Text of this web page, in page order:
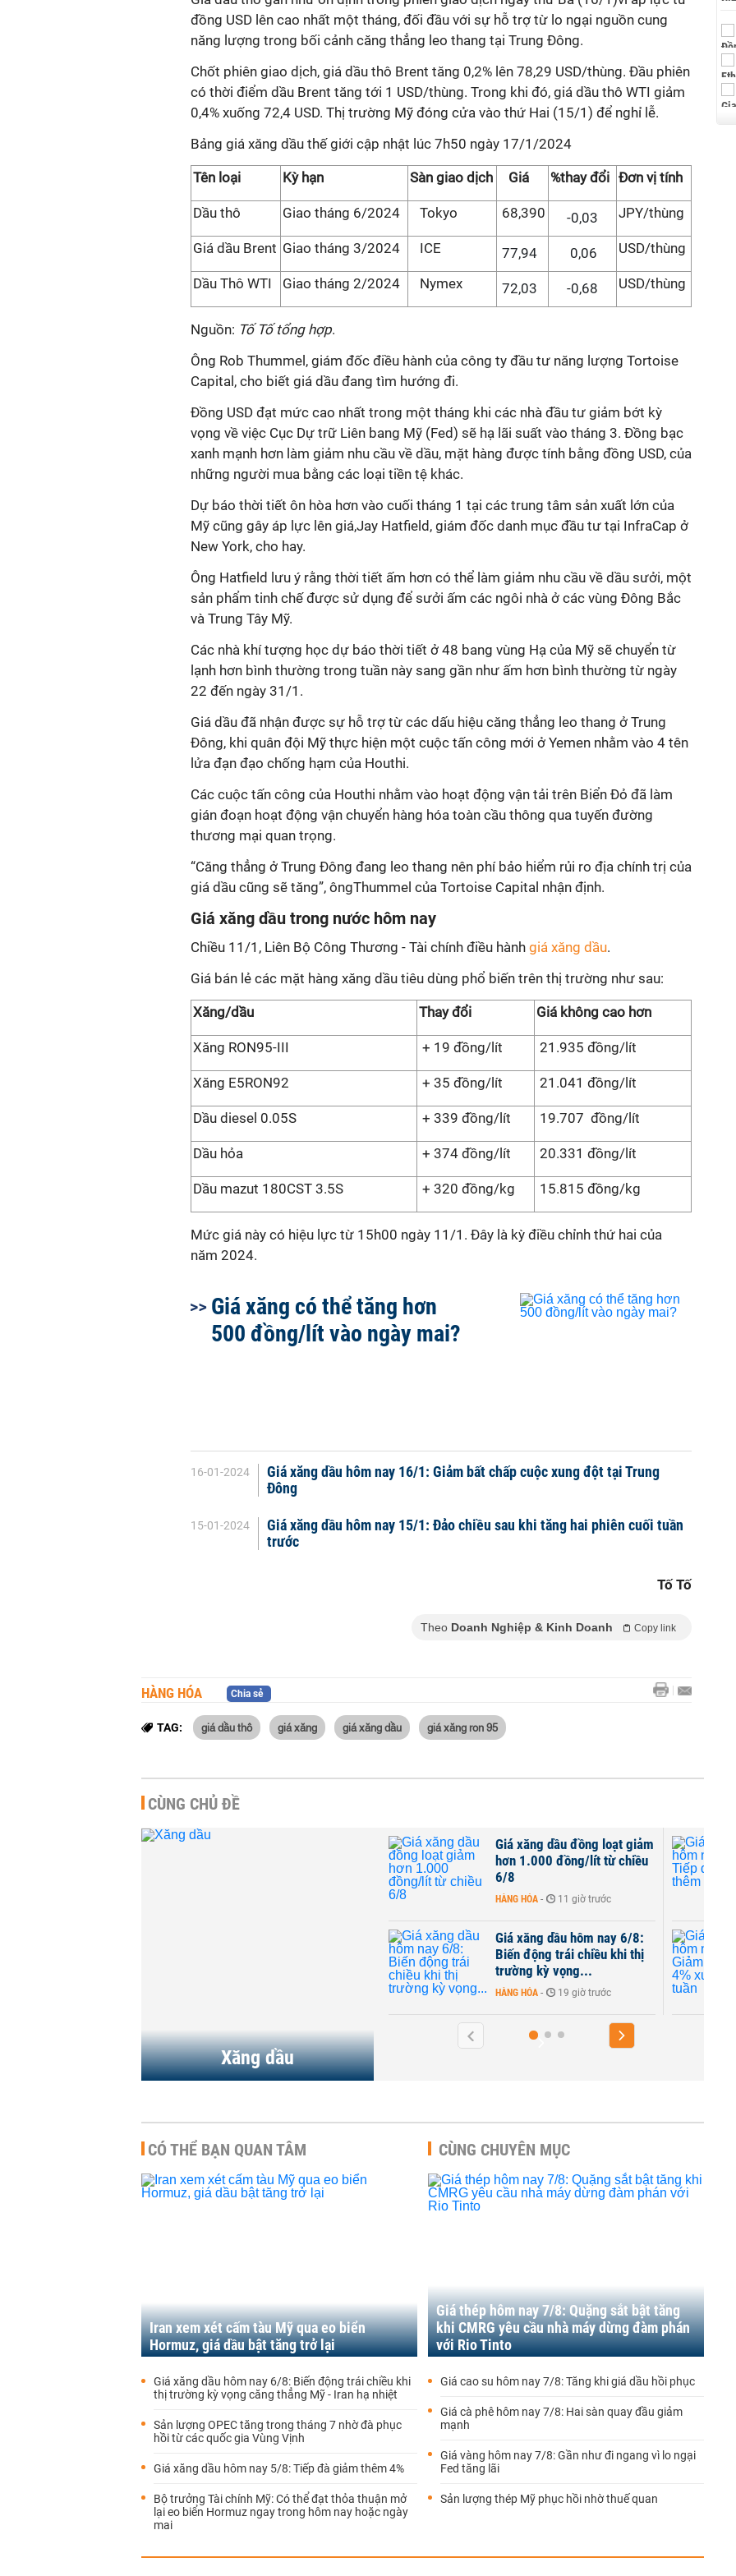
đồng USD lên cao nhất một tháng, đối đầu với sự hỗ trợ từ lo ngại nguồn cung
năng lượng trong bối cảnh căng thẳng leo thang tại Trung Đông.
Chốt phiên giao dịch, giá dầu thô Brent tăng 0,2% lên 78,29 USD/thùng. Đầu phiên
có thời điểm dầu Brent tăng tới 1 USD/thùng. Trong khi đó, giá dầu thô WTI giảm
0,4% xuống 72,4 USD. Thị trường Mỹ đóng cửa vào thứ Hai (15/1) để nghỉ lễ.
Bảng giá xăng dầu thế giới cập nhật lúc 7h50 ngày 17/1/2024
Tên loại Kỳ hạn Sàn giao dịch Giá %thay đổi Đơn vị tính
Dầu thô Giao tháng 6/2024 Tokyo 68,390 -0,03 JPY/thùng
Giá dầu Brent Giao tháng 3/2024 ICE 77,94 0,06 USD/thùng
Dầu Thô WTI Giao tháng 2/2024 Nymex 72,03 -0,68 USD/thùng
Nguồn: Tố Tố tổng hợp.
Ông Rob Thummel, giám đốc điều hành của công ty đầu tư năng lượng Tortoise
Capital, cho biết giá dầu đang tìm hướng đi.
Đồng USD đạt mức cao nhất trong một tháng khi các nhà đầu tư giảm bớt kỳ
vọng về việc Cục Dự trữ Liên bang Mỹ (Fed) sẽ hạ lãi suất vào tháng 3. Đồng bạc
xanh mạnh hơn làm giảm nhu cầu về dầu, mặt hàng được tính bằng đồng USD, của
những người mua bằng các loại tiền tệ khác.
Dự báo thời tiết ôn hòa hơn vào cuối tháng 1 tại các trung tâm sản xuất lớn của
Mỹ cũng gây áp lực lên giá,Jay Hatfield, giám đốc danh mục đầu tư tại InfraCap ở
New York, cho hay.
Ông Hatfield lưu ý rằng thời tiết ấm hơn có thể làm giảm nhu cầu về dầu sưởi, một
sản phẩm tinh chế được sử dụng để sưởi ấm các ngôi nhà ở các vùng Đông Bắc
và Trung Tây Mỹ.
Các nhà khí tượng học dự báo thời tiết ở 48 bang vùng Hạ của Mỹ sẽ chuyển từ
lạnh hơn bình thường trong tuần này sang gần như ấm hơn bình thường từ ngày
22 đến ngày 31/1.
Giá dầu đã nhận được sự hỗ trợ từ các dấu hiệu căng thẳng leo thang ở Trung
Đông, khi quân đội Mỹ thực hiện một cuộc tấn công mới ở Yemen nhằm vào 4 tên
lửa đạn đạo chống hạm của Houthi.
Các cuộc tấn công của Houthi nhằm vào hoạt động vận tải trên Biển Đỏ đã làm
gián đoạn hoạt động vận chuyển hàng hóa toàn cầu thông qua tuyến đường
thương mại quan trọng.
“Căng thẳng ở Trung Đông đang leo thang nên phí bảo hiểm rủi ro địa chính trị của
giá dầu cũng sẽ tăng”, ôngThummel của Tortoise Capital nhận định.
Giá xăng dầu trong nước hôm nay
Chiều 11/1, Liên Bộ Công Thương - Tài chính điều hành giá xăng dầu.
Giá bán lẻ các mặt hàng xăng dầu tiêu dùng phổ biến trên thị trường như sau:
Xăng/dầu Thay đổi Giá không cao hơn
Xăng RON95-III + 19 đồng/lít 21.935 đồng/lít
Xăng E5RON92 + 35 đồng/lít 21.041 đồng/lít
Dầu diesel 0.05S + 339 đồng/lít 19.707 đồng/lít
Dầu hỏa + 374 đồng/lít 20.331 đồng/lít
Dầu mazut 180CST 3.5S + 320 đồng/kg 15.815 đồng/kg
Mức giá này có hiệu lực từ 15h00 ngày 11/1. Đây là kỳ điều chỉnh thứ hai của
năm 2024.
Giá xăng có thể tăng hơn
500 đồng/lít vào ngày mai?
16-01-2024
Giá xăng dầu hôm nay 16/1: Giảm bất chấp cuộc xung đột tại Trung
Đông
15-01-2024
Giá xăng dầu hôm nay 15/1: Đảo chiều sau khi tăng hai phiên cuối tuần
trước
Tố Tố
Theo Doanh Nghiệp & Kinh Doanh Copy link
HÀNG HÓA Chia sẻ
TAG: giá dầu thô giá xăng giá xăng dầu giá xăng ron 95
CÙNG CHỦ ĐỀ
Xăng dầu
Giá xăng dầu đồng loạt giảm
hơn 1.000 đồng/lít từ chiều
6/8
HÀNG HÓA - 11 giờ trước
Giá xăng dầu hôm nay 6/8:
Biến động trái chiều khi thị
trường kỳ vọng...
HÀNG HÓA - 19 giờ trước
CÓ THỂ BẠN QUAN TÂM
Iran xem xét cấm tàu Mỹ qua eo biển
Hormuz, giá dầu bật tăng trở lại
Giá xăng dầu hôm nay 6/8: Biến động trái chiều khi
thị trường kỳ vọng căng thẳng Mỹ - Iran hạ nhiệt
Sản lượng OPEC tăng trong tháng 7 nhờ đà phục
hồi từ các quốc gia Vùng Vịnh
Giá xăng dầu hôm nay 5/8: Tiếp đà giảm thêm 4%
Bộ trưởng Tài chính Mỹ: Có thể đạt thỏa thuận mở
lại eo biển Hormuz ngay trong hôm nay hoặc ngày
mai
CÙNG CHUYÊN MỤC
Giá thép hôm nay 7/8: Quặng sắt bật tăng
khi CMRG yêu cầu nhà máy dừng đàm phán
với Rio Tinto
Giá cao su hôm nay 7/8: Tăng khi giá dầu hồi phục
Giá cà phê hôm nay 7/8: Hai sàn quay đầu giảm
mạnh
Giá vàng hôm nay 7/8: Gần như đi ngang vì lo ngại
Fed tăng lãi
Sản lượng thép Mỹ phục hồi nhờ thuế quan